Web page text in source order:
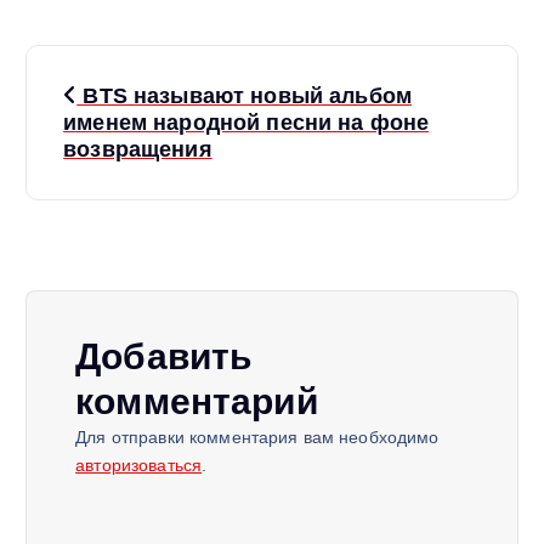
г
BTS называют новый альбом
именем народной песни на фоне
возвращения
Добавить
комментарий
Для отправки комментария вам необходимо
авторизоваться